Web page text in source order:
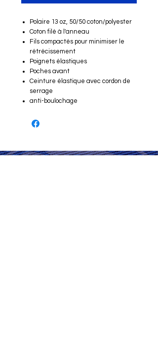
Polaire 13 oz, 50/50 coton/polyester
Coton filé à l'anneau
Fils compactés pour minimiser le
rétrécissement
Poignets élastiques
Poches avant
Ceinture élastique avec cordon de
serrage
anti-boulochage